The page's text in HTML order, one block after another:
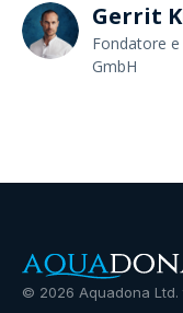
Gerrit
Fondatore
GmbH
© 2026 Aquadona